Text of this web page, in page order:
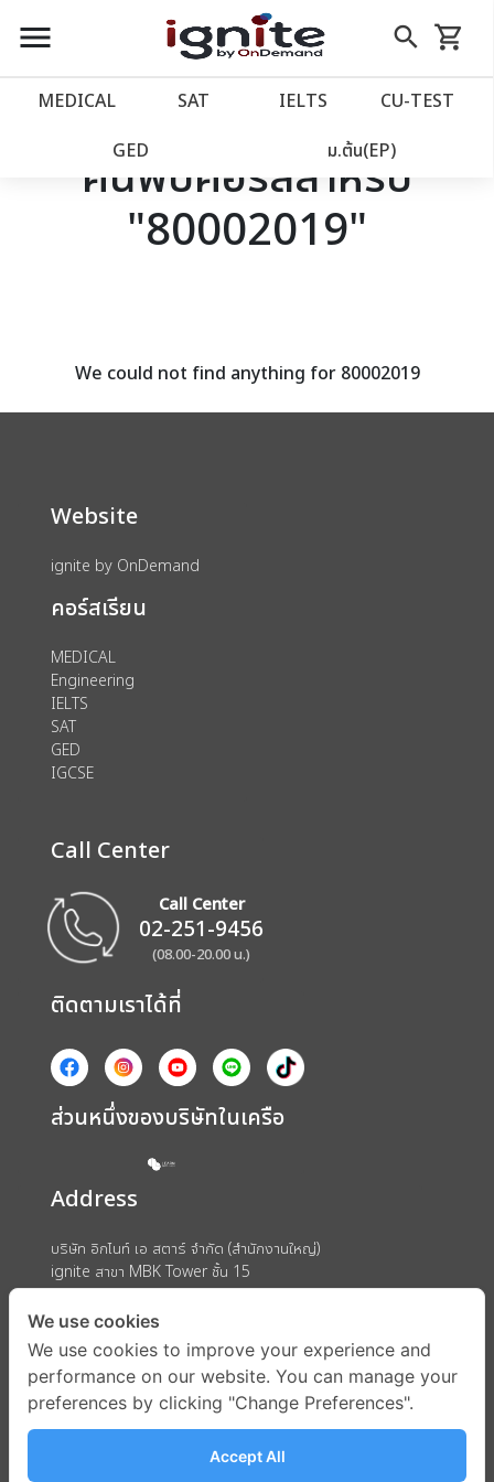
close
account_balance หน้าแรก
เว็บไซต์อิกไนท์
โปรโมชั่น
assignment ลงทะเบียน
menu search
Skip
to
shopping_cart
รถเข็น
MEDICAL SAT IELTS CU‑TEST
GED ม.ต้น(EP)
ค้นพบคอร์สสำหรับ
"80002019"
We could not find anything for 80002019
Website
ignite by OnDemand
คอร์สเรียน
MEDICAL
Engineering
IELTS
SAT
GED
IGCSE
Call Center
Call Center
02-251-9456
(08.00-20.00 น.)
ติดตามเราได้ที่
ส่วนหนึ่งของบริษัทในเครือ
Address
บริษัท อิกไนท์ เอ สตาร์ จำกัด (สำนักงานใหญ่)
ignite สาขา MBK Tower ชั้น 15
ถนนพญาไท แขวงวังใหม่ เขตปทุมวัน กรุงเทพมหานคร 10330
We use cookies
We use cookies to improve your experience and
performance on our website. You can manage your
preferences by clicking "Change Preferences".
Accept All